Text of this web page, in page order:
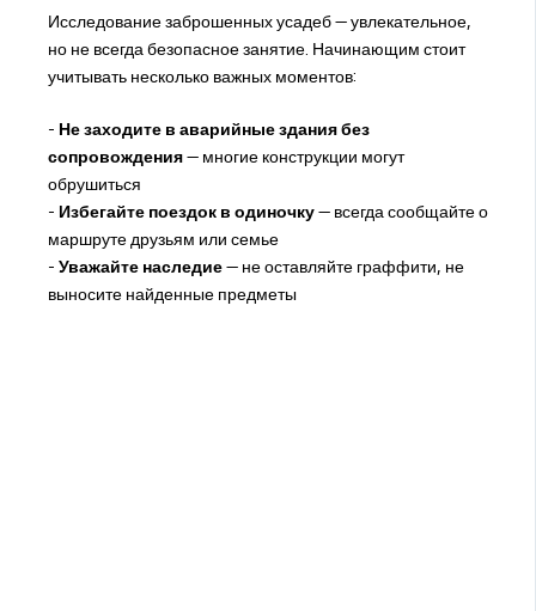
Исследование заброшенных усадеб — увлекательное,
но не всегда безопасное занятие. Начинающим стоит
учитывать несколько важных моментов:
- Не заходите в аварийные здания без
сопровождения— многие конструкции могут
обрушиться
- Избегайте поездок в одиночку— всегда сообщайте о
маршруте друзьям или семье
- Уважайте наследие— не оставляйте граффити, не
выносите найденные предметы